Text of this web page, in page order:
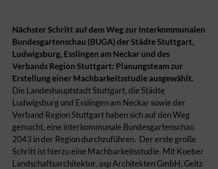
Nächster Schritt auf dem Weg zur interkommunalen
Bundesgartenschau (BUGA) der Städte Stuttgart,
Ludwigsburg, Esslingen am Neckar und des
Verbands Region Stuttgart: Planungsteam zur
Erstellung einer Machbarkeitsstudie ausgewählt.
Die Landeshauptstadt Stuttgart, die Städte
Ludwigsburg und Esslingen am Neckar sowie der
Verband Region Stuttgart haben sich auf den Weg
gemacht, eine interkommunale Bundesgartenschau
2043 in der Region durchzuführen. Der erste große
Schritt ist hierzu eine Machbarkeitsstudie. Mit Koeber
Landschaftsarchitektur, asp Architekten GmbH, Geitz